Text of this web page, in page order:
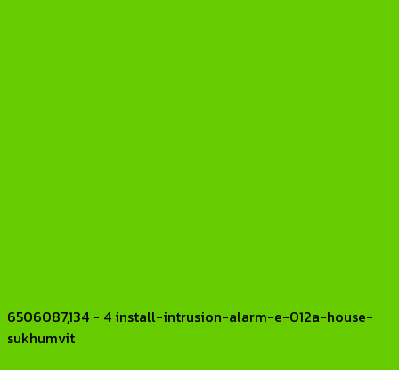
6506087,134 - 4 install-intrusion-alarm-e-012a-house-
sukhumvit